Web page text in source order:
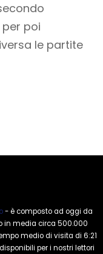
poi
le partite
- è composto ad oggi da
in media circa 500.000
medio di visita di 6:21
per i nostri lettori